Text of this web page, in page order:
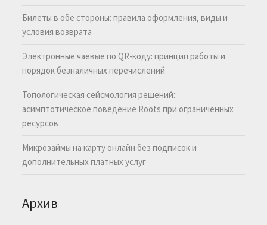
Билеты в обе стороны: правила оформления, виды и
условия возврата
Электронные чаевые по QR-коду: принцип работы и
порядок безналичных перечислений
Топологическая сейсмология решений:
асимптотическое поведение Roots при ограниченных
ресурсов
Микрозаймы на карту онлайн без подписок и
дополнительных платных услуг
Архив